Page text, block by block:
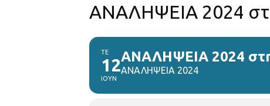
ΑΝΑΛΗΨΕΙΑ 2024
ΤΕ
12
ΙΟΥΝ
ΑΝΑΛΗΨΕΙΑ 2024
ΑΝΑΛΗΨΕΙΑ 2024